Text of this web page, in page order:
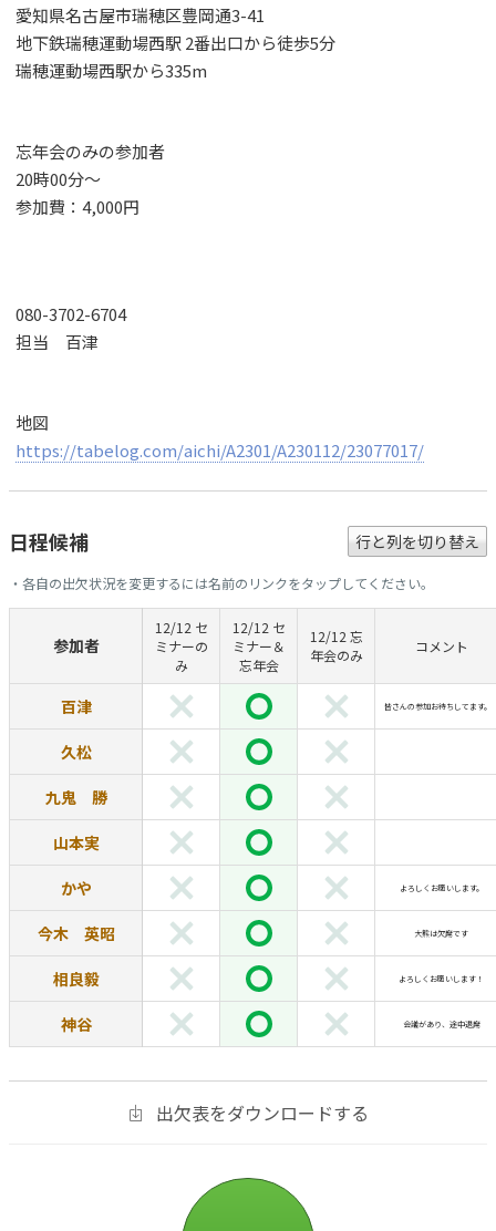
愛知県名古屋市瑞穂区豊岡通3-41
地下鉄瑞穂運動場西駅 2番出口から徒歩5分
瑞穂運動場西駅から335m
忘年会のみの参加者
20時00分〜
参加費：4,000円
080-3702-6704
担当 百津
地図
https://tabelog.com/aichi/A2301/A230112/23077017/
日程候補 行と列を切り替え
・各自の出欠状況を変更するには名前のリンクをタップしてください。
参加者
12/12 セ
ミナーの
み
12/12 セ
ミナー＆
忘年会
12/12 忘
年会のみ
コメント
百津 皆さんの参加お待ちしてます
久松
九鬼 勝
山本実
かや よろしくお願いします。
今木 英昭 大熊は欠席です
相良毅 よろしくお願いします！
神谷 会議があり、途中退席
出欠表をダウンロードする